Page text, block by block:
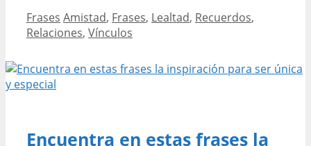
frases
para
amigos
Categories
Frases Tags
Amistad, Frases, Lealtad, Recuerdos,
Relaciones, Vínculos
Encuentra en estas frases la